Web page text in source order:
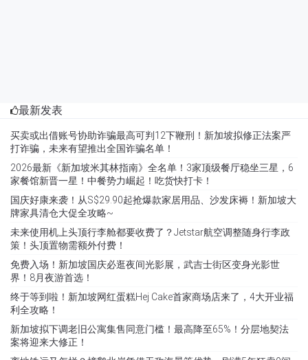
最新发表
买卖或出借账号协助诈骗最高可判12下鞭刑！新加坡拟修正法案严
打诈骗，未来有望推出全国诈骗名单！
2026最新《新加坡米其林指南》全名单！3家顶级餐厅稳坐三星，6
家餐馆新晋一星！中餐势力崛起！吃货快打卡！
国庆好康来袭！从S$29.90起抢爆款家居用品、沙发床褥！新加坡大
牌家具清仓大促全攻略~
未来使用机上头顶行李舱都要收费了？Jetstar航空调整随身行李政
策！头顶置物需额外付费！
免费入场！新加坡国庆必逛夜间光影展，武吉士街区变身光影世
界！8月夜游首选！
终于等到啦！新加坡网红蛋糕Hej Cake首家商场店来了，4大开业福
利全攻略！
新加坡拟下调老旧公寓集售同意门槛！最高降至65%！分层地契法
案将迎来大修正！